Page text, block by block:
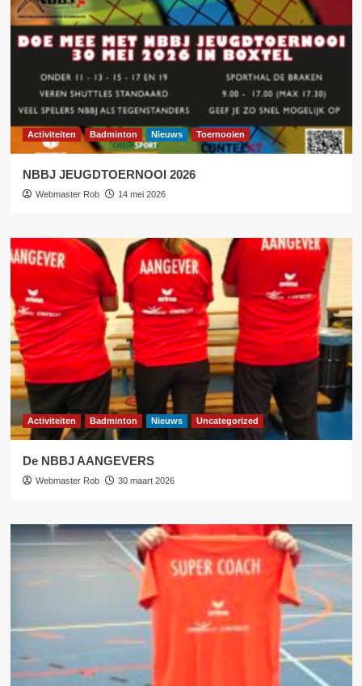
Activiteiten Badminton Nieuws Toernooien
NBBJ JEUGDTOERNOOI 2026
Webmaster Rob 14 mei 2026
Activiteiten Badminton Nieuws Uncategorized
De NBBJ AANGEVERS
Webmaster Rob 30 maart 2026